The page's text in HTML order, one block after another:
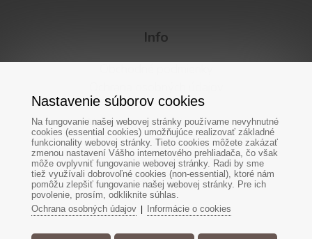
Info
Vátenie tovaru
Alternatívne riešenie sporov
Newsletter
Facebook
Cookies
Nastavenie súborov cookies
Na fungovanie našej webovej stránky používame nevyhnutné
cookies (essential cookies) umožňujúce realizovať základné
funkcionality webovej stránky. Tieto cookies môžete zakázať
zmenou nastavení Vášho internetového prehliadača, čo však
môže ovplyvniť fungovanie webovej stránky. Radi by sme
tiež využívali dobrovoľné cookies (non-essential), ktoré nám
pomôžu zlepšiť fungovanie našej webovej stránky. Pre ich
povolenie, prosím, odkliknite súhlas.
Ochrana osobných údajov| Informácie o cookies